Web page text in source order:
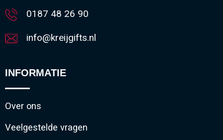
0187 48 26 90
info@kreijgifts.nl
INFORMATIE
Over ons
Veelgestelde vragen